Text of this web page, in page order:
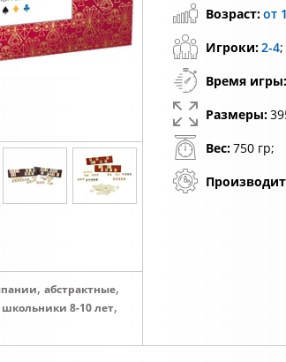
, абстрактные,
школьники 8-10 лет,
Возраст:от
Игроки:2-4;
Время игры:
Размеры:
Вес:750 гр;